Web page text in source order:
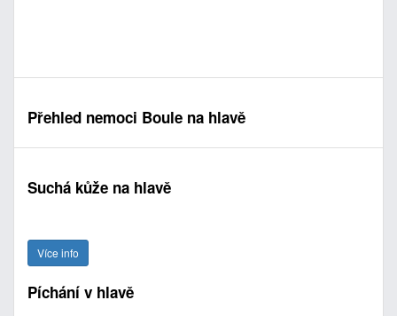
Přehled nemoci Boule na hlavě
Suchá kůže na hlavě
Více info
Píchání v hlavě